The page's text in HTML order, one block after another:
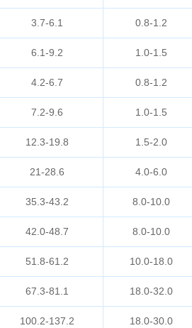
3.7-6.1 0.8-1.2
6.1-9.2 1.0-1.5
4.2-6.7 0.8-1.2
7.2-9.6 1.0-1.5
12.3-19.8 1.5-2.0
21-28.6 4.0-6.0
35.3-43.2 8.0-10.0
42.0-48.7 8.0-10.0
51.8-61.2 10.0-18.0
67.3-81.1 18.0-32.0
100.2-137.2 18.0-30.0